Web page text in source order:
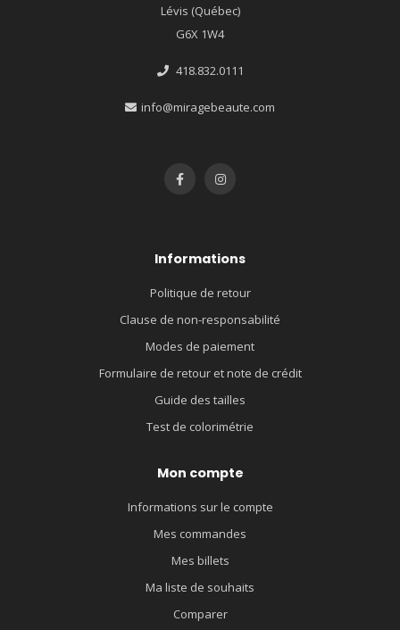
Lévis (Québec)
G6X 1W4
418.832.0111
info@miragebeaute.com
Informations
Politique de retour
Clause de non-responsabilité
Modes de paiement
Formulaire de retour et note de crédit
Guide des tailles
Test de colorimétrie
Mon compte
Informations sur le compte
Mes commandes
Mes billets
Ma liste de souhaits
Comparer